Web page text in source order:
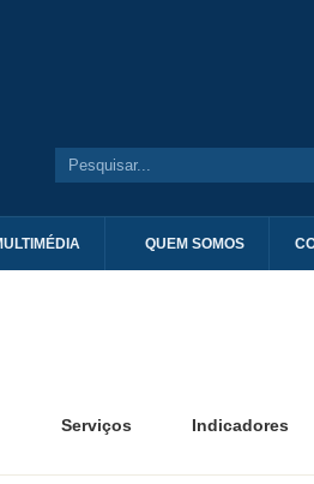
QUEM SOMOS
Serviços Indicadores